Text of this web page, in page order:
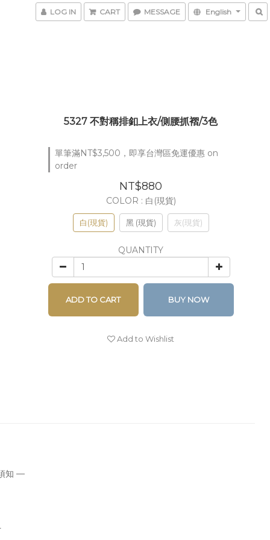
LOG IN CART MESSAGE English
5327 不對稱排釦上衣/側腰抓褶/3色
單筆滿NT$3,500，即享台灣區免運優惠 on
order
NT$880
COLOR : 白(現貨)
白(現貨) 黑 (現貨) 灰(現貨)
QUANTITY
ADD TO CART BUY NOW
Add to Wishlist
知 —